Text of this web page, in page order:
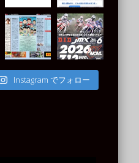
Instagram でフォロー